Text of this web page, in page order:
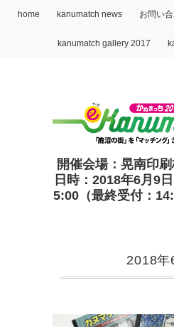
home kanumatch news お問い
kanumatch gallery 2017
開催会場：晃南印
日時：2018年6月9
5:00（最終受付：
2018年